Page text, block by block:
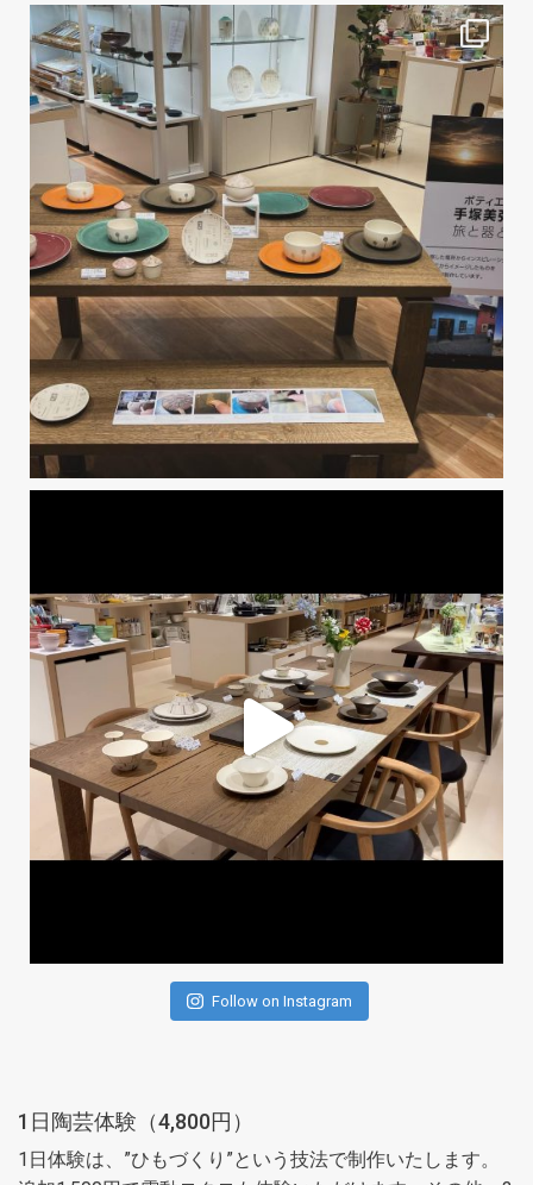
Follow on Instagram
1日陶芸体験（4,800円）
1日体験は、”ひもづくり”という技法で制作いたします。